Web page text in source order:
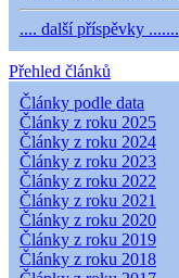
.... další příspěvky .......
Přehled článků
Články podle data
Články z roku 2025
Články z roku 2024
Články z roku 2023
Články z roku 2022
Články z roku 2021
Články z roku 2020
Články z roku 2019
Články z roku 2018